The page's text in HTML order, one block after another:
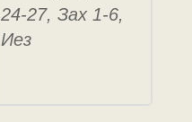
24-27, Зах 1-6,
Иез